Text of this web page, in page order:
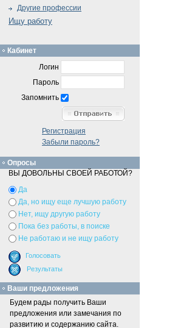
Другие профессии
Ищу работу
Кабинет
Логин
Пароль
Запомнить
Регистрация
Забыли пароль?
Опросы
ВЫ ДОВОЛЬНЫ СВОЕЙ РАБОТОЙ?
Да
Да, но ищу еще лучшую работу
Нет, ищу другую работу
Пока без работы, в поиске
Не работаю и не ищу работу
Ваши предложения
Будем рады получить Ваши
предложения или замечания по
развитию и содержанию сайта.